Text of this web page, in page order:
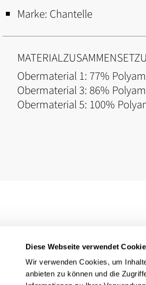
Diese Webseite verwendet
Wir verwenden Cookies, um
anbieten zu können und die
Marke: Chantelle
Obermaterial 1: 77%
Obermaterial 3: 86%
Obermaterial 5: 100%